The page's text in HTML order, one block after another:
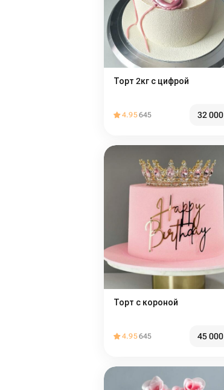
Торт 2кг с цифрой
4.95645 32 000
Торт с короной
4.95645 45 000